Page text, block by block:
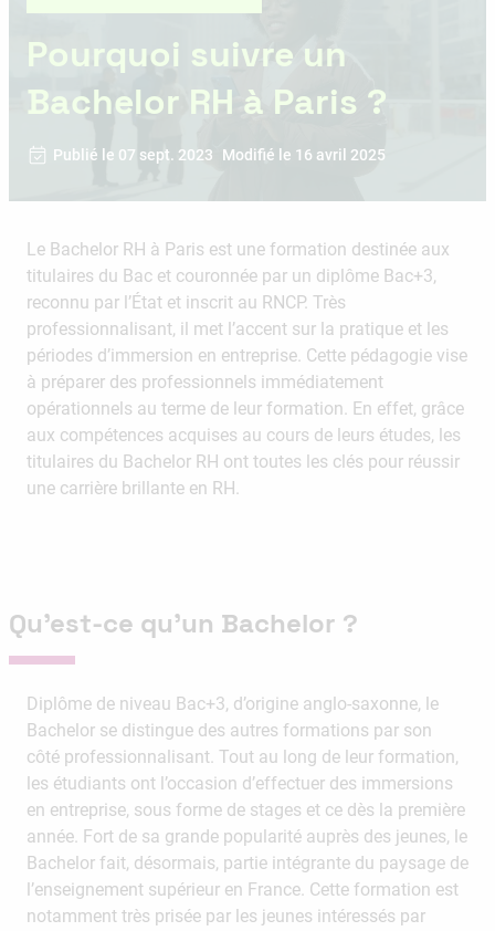
Pourquoi suivre un
Bachelor RH à Paris ?
Publié le 07 sept. 2023 Modifié le 16 avril 2025
Le Bachelor RH à Paris est une formation destinée aux
titulaires du Bac et couronnée par un diplôme Bac+3,
reconnu par l’État et inscrit au RNCP. Très
professionnalisant, il met l’accent sur la pratique et les
périodes d’immersion en entreprise. Cette pédagogie vise
à préparer des professionnels immédiatement
opérationnels au terme de leur formation. En effet, grâce
aux compétences acquises au cours de leurs études, les
titulaires du Bachelor RH ont toutes les clés pour réussir
une carrière brillante en RH.
Qu’est-ce qu’un Bachelor ?
Diplôme de niveau Bac+3, d’origine anglo-saxonne, le
Bachelor se distingue des autres formations par son
côté professionnalisant. Tout au long de leur formation,
les étudiants ont l’occasion d’effectuer des immersions
en entreprise, sous forme de stages et ce dès la première
année. Fort de sa grande popularité auprès des jeunes, le
Bachelor fait, désormais, partie intégrante du paysage de
l’enseignement supérieur en France. Cette formation est
notamment très prisée par les jeunes intéressés par